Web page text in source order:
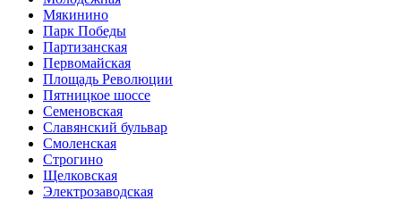
Мякинино
Парк Победы
Партизанская
Первомайская
Площадь Революции
Пятницкое шоссе
Семеновская
Славянский бульвар
Смоленская
Строгино
Щелковская
Электро­заводская